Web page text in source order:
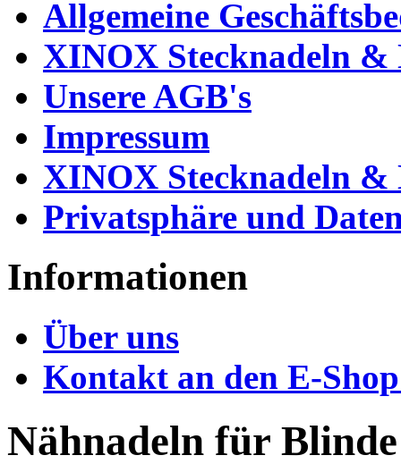
Allgemeine
XINOX Stecknadeln
Unsere AGB's
Impressum
XINOX Stecknadeln
Privatsphäre und
Informationen
Über uns
Kontakt an den E-
Nähnadeln für